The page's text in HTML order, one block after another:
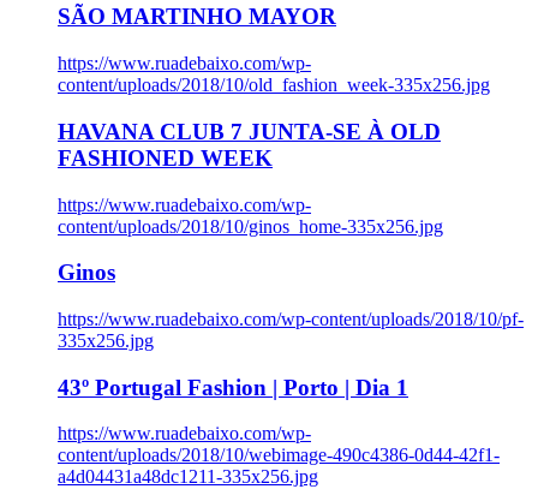
SÃO MARTINHO MAYOR
https://www.ruadebaixo.com/wp-
content/uploads/2018/10/old_fashion_week-335x256.jpg
HAVANA CLUB 7 JUNTA-SE À OLD
FASHIONED WEEK
https://www.ruadebaixo.com/wp-
content/uploads/2018/10/ginos_home-335x256.jpg
Ginos
https://www.ruadebaixo.com/wp-content/uploads/2018/10/pf-
335x256.jpg
43º Portugal Fashion | Porto | Dia 1
https://www.ruadebaixo.com/wp-
content/uploads/2018/10/webimage-490c4386-0d44-42f1-
a4d04431a48dc1211-335x256.jpg